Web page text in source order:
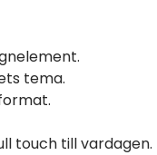
tema.
touch till vardagen.